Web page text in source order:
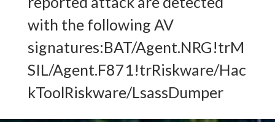
with the following AV
signatures:BAT/Agent.NRG!trM
SIL/Agent.F871!trRiskware/Hac
kToolRiskware/LsassDumper